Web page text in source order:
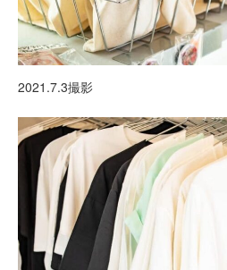
2021.7.3撮影